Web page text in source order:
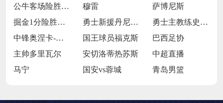
公牛客场险胜猛龙
穆雷
萨博尼斯
掘金1分险胜国王
勇士新援丹尼斯-施罗德
勇士主教练史蒂夫-科尔
中锋奥涅卡-奥孔古
国王球员福克斯
巴西足协
主帅多里瓦尔
安切洛蒂热苏斯
中超直播
马宁
国安vs蓉城 青岛男篮